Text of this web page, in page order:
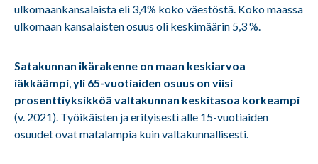
ulkomaankansalaista eli 3,4% koko väestöstä. Koko maassa
ulkomaan kansalaisten osuus oli keskimäärin 5,3 %.
Satakunnan ikärakenne on maan keskiarvoa
iäkkäämpi,yli 65-vuotiaiden osuus on viisi
prosenttiyksikköä valtakunnan keskitasoa korkeampi
(v. 2021). Työikäisten ja erityisesti alle 15-vuotiaiden
osuudet ovat matalampia kuin valtakunnallisesti.